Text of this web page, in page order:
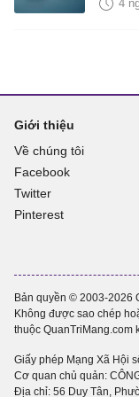
4
Giới thiệu
Về chúng tôi
Facebook
Twitter
Pinterest
Bản quyền © 2003-2026
Không được sao chép
thuộc QuanTriMang.com
Giấy phép Mạng Xã Hội
Cơ quan chủ quản:
Địa chỉ: 56 Duy Tân,